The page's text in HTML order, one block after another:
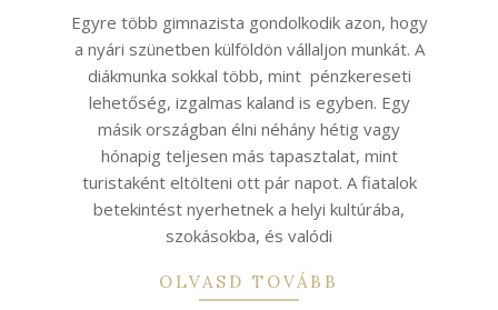
02
Egyre több gimnazista gondolkodik azon, hogy
a nyári szünetben külföldön vállaljon munkát. A
diákmunka sokkal több, mint pénzkereseti
lehetőség, izgalmas kaland is egyben. Egy
másik országban élni néhány hétig vagy
hónapig teljesen más tapasztalat, mint
turistaként eltölteni ott pár napot. A fiatalok
betekintést nyerhetnek a helyi kultúrába,
szokásokba, és valódi
OLVASD TOVÁBB